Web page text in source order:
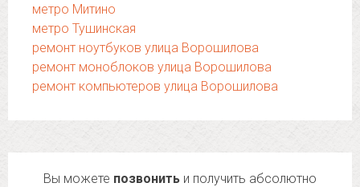
метро Митино
метро Тушинская
ремонт ноутбуков улица Ворошилова
ремонт моноблоков улица Ворошилова
ремонт компьютеров улица Ворошилова
Вы можете позвонить и получить абсолютно